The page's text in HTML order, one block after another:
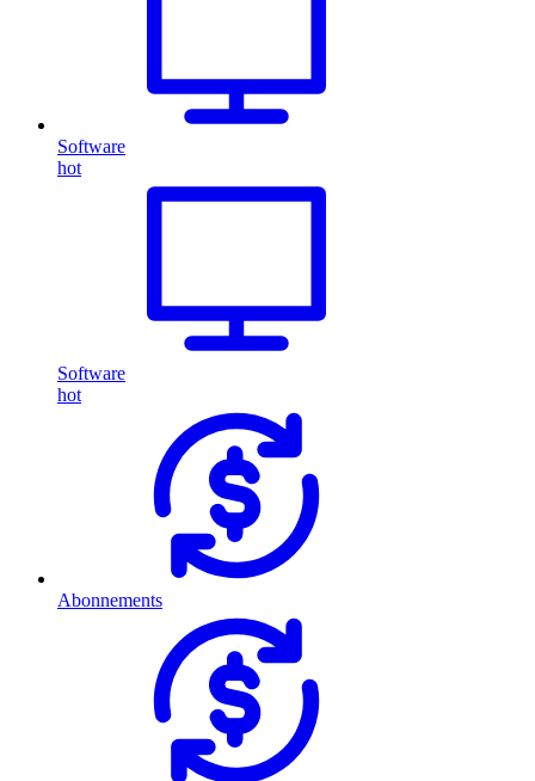
Software
hot
Software
hot
Abonnements